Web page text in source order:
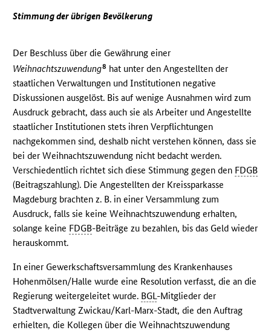
Stimmung der übrigen Bevölkerung
Der Beschluss über die Gewährung einer
Weihnachtszuwendung8 hat unter den Angestellten der
staatlichen Verwaltungen und Institutionen negative
Diskussionen ausgelöst. Bis auf wenige Ausnahmen wird zum
Ausdruck gebracht, dass auch sie als Arbeiter und Angestellte
staatlicher Institutionen stets ihren Verpflichtungen
nachgekommen sind, deshalb nicht verstehen können, dass sie
bei der Weihnachtszuwendung nicht bedacht werden.
Verschiedentlich richtet sich diese Stimmung gegen den FDGB
(Beitragszahlung). Die Angestellten der Kreissparkasse
Magdeburg brachten z. B. in einer Versammlung zum
Ausdruck, falls sie keine Weihnachtszuwendung erhalten,
solange keine FDGB-Beiträge zu bezahlen, bis das Geld wieder
herauskommt.
In einer Gewerkschaftsversammlung des Krankenhauses
Hohenmölsen/Halle wurde eine Resolution verfasst, die an die
Regierung weitergeleitet wurde. BGL-Mitglieder der
Stadtverwaltung Zwickau/Karl-Marx-Stadt, die den Auftrag
erhielten, die Kollegen über die Weihnachtszuwendung